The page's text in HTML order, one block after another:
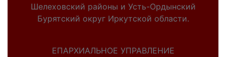
Шелеховский районы и Усть-Ордынский
Бурятский округ Иркутской области.
ЕПАРХИАЛЬНОЕ УПРАВЛЕНИЕ